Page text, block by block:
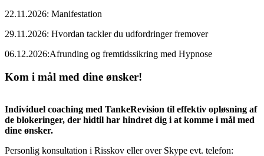
22.11.2026: Manifestation
29.11.2026: Hvordan tackler du udfordringer fremover
06.12.2026:Afrunding og fremtidssikring med Hypnose
Kom i mål med dine ønsker!
Individuel coaching med TankeRevision til effektiv opløsning af
de blokeringer, der hidtil har hindret dig i at komme i mål med
dine ønsker.
Personlig konsultation i Risskov eller over Skype evt. telefon: